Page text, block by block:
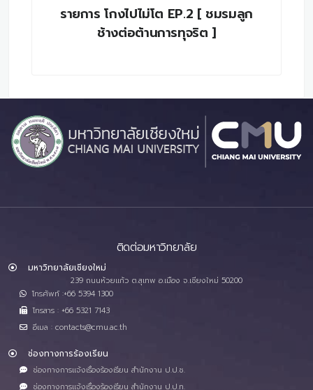
รายการ โกงไปไม่โต EP.2 [ ชมรมลูก
ช้างต่อต้านการทุจริต ]
ติดต่อมหาวิทยาลัย
มหาวิทยาลัยเชียงใหม่
239 ถนนห้วยแก้ว ต.สุเทพ อ.เมือง จ.เชียงใหม่ 50200
โทรศัพท์ :+66 5394 1300
โทรสาร : +66 5321 7143
อีเมล : contacts@cmu.ac.th
ช่องทางการร้องเรียน
ช่องทางการแจ้งเรื่องร้องเรียน สำนักงาน ป.ป.ช.
ช่องทางการแจ้งเรื่องร้องเรียน สำนักงาน ป.ป.ท.